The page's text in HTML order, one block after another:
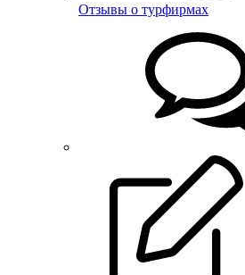
Отзывы о турфирмах